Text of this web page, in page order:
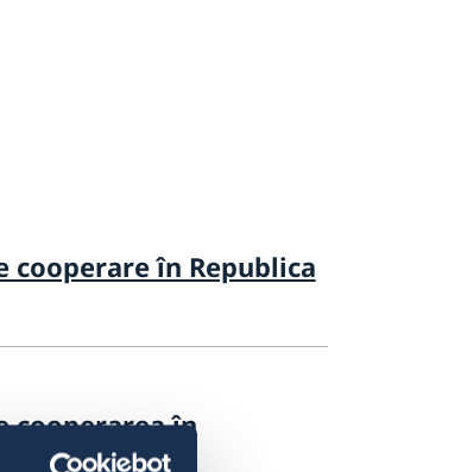
în Republica
cooperarea în